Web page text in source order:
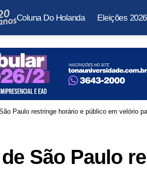
Coluna Do Holanda Eleições 2026
Paulo restringe horário e público em velório
São Paulo